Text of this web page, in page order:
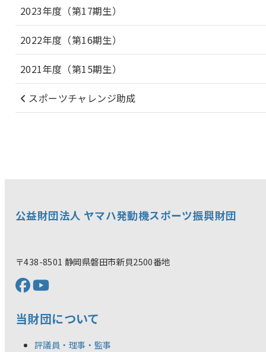
2023年度（第17期生）
2022年度（第16期生）
2021年度（第15期生）
スポーツチャレンジ助成
公益財団法人 ヤマハ発動機スポーツ振興財団
〒438-8501 静岡県磐田市新貝2500番地
当財団について
評議員・理事・監事